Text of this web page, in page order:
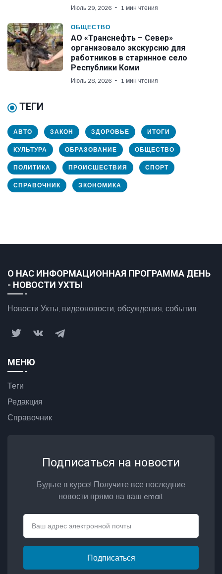
Июль 29, 2026 1 мин чтения
ОБЩЕСТВО
АО «Транснефть – Север»
организовало экскурсию для
работников в старинное село
Республики Коми
Июль 28, 2026 1 мин чтения
ТЕГИ
АВТО ЗАКОН ЗДОРОВЬЕ ИТОГИ
КУЛЬТУРА ОБРАЗОВАНИЕ ОБЩЕСТВО
ПОЛИТИКА ПРОИСШЕСТВИЯ СПОРТ
СПРАВОЧНИК ЭКОНОМИКА
О НАС ИНФОРМАЦИОННАЯ ПРОГРАММА ДЕНЬ
- НОВОСТИ УХТЫ
Новости Ухты, видеоновости, обсуждения, события.
МЕНЮ
Теги
Редакция
Справочник
Подписаться на новости
Будьте в курсе! Получите все последние
новости прямо на ваш email.
Подписаться